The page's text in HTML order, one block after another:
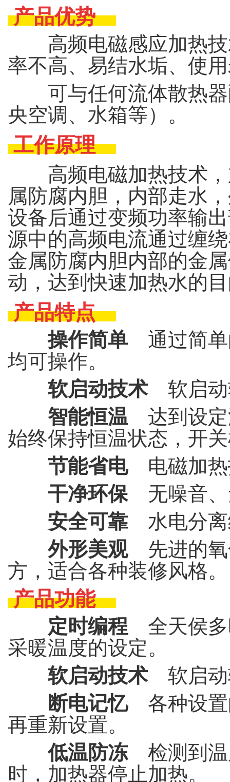
产品优势
高频电磁感应加热技
率不高、易结水垢、使
可与任何流体散热器
央空调、水箱等）。
工作原理
高频电磁加热技术，
属防腐内胆，内部走水
设备后通过变频功率输
源中的高频电流通过缠
金属防腐内胆内部的金
动，达到快速加热水
产品特点
操作简单 通过简
均可操作。
软启动技术 软启
智能恒温 达到设
始终保持恒温状态，开
节能省电 电磁加
干净环保 无噪音
安全可靠 水电分
外形美观 先进的
方，适合各种装修风格。
产品功能
定时编程 全天侯
采暖温度的设定。
软启动技术 软启
断电记忆 各种设
再重新设置。
低温防冻 检测到
时，加热器停止加热。